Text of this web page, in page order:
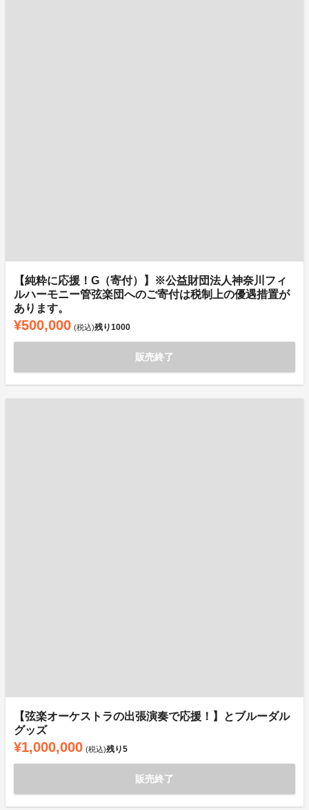
【純粋に応援！G（寄付）】※公益財団法人神奈川フィ
ルハーモニー管弦楽団へのご寄付は税制上の優遇措置が
あります。
¥500,000 (税込)残り1000
販売終了
【弦楽オーケストラの出張演奏で応援！】とブルーダル
グッズ
¥1,000,000 (税込)残り5
販売終了